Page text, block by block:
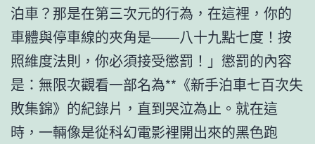
泊車？那是在第三次元的行為，在這裡，你的
車體與停車線的夾角是——八十九點七度！按
照維度法則，你必須接受懲罰！」懲罰的內容
是：無限次觀看一部名為**《新手泊車七百次失
敗集錦》的紀錄片，直到哭泣為止。就在這
時，一輛像是從科幻電影裡開出來的黑色跑